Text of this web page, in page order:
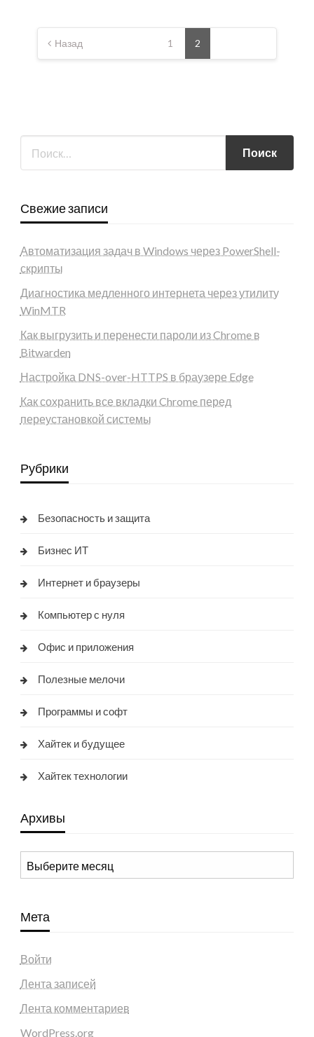
Пагинация
записей
Назад 1 2
Свежие записи
Автоматизация задач в Windows через PowerShell-
скрипты
Диагностика медленного интернета через утилиту
WinMTR
Как выгрузить и перенести пароли из Chrome в
Bitwarden
Настройка DNS-over-HTTPS в браузере Edge
Как сохранить все вкладки Chrome перед
переустановкой системы
Рубрики
Безопасность и защита
Бизнес ИТ
Интернет и браузеры
Компьютер с нуля
Офис и приложения
Полезные мелочи
Программы и софт
Хайтек и будущее
Хайтек технологии
Архивы
Архивы
Мета
Войти
Лента записей
Лента комментариев
WordPress.org